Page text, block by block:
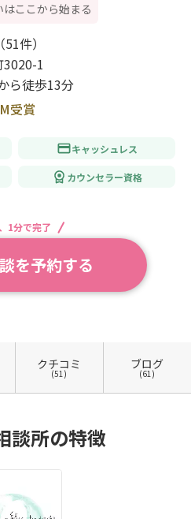
ここから始まる
件）
ら徒歩13分
受賞
キャッシュレス
カウンセラー資格
1分で完了
を予約する
クチコミ
(51)
ブログ
(61)
談所の特徴